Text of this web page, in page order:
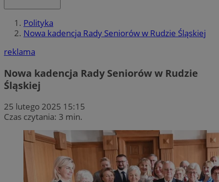
Polityka
Nowa kadencja Rady Seniorów w Rudzie Śląskiej
reklama
Nowa kadencja Rady Seniorów w Rudzie
Śląskiej
25 lutego 2025 15:15
Czas czytania: 3 min.